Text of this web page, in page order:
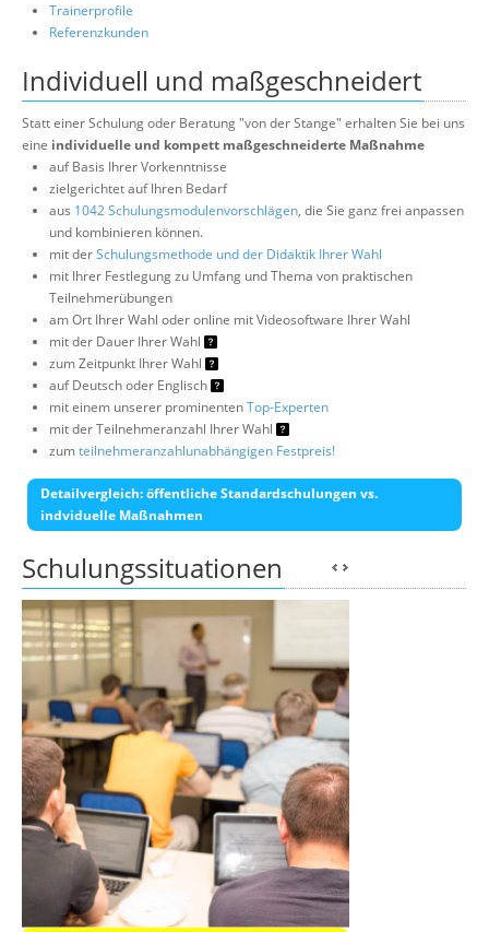
Trainerprofile
Referenzkunden
Individuell und maßgeschneidert
Statt einer Schulung oder Beratung "von der Stange" erhalten Sie bei uns
eine individuelle und kompett maßgeschneiderte Maßnahme
auf Basis Ihrer Vorkenntnisse
zielgerichtet auf Ihren Bedarf
aus 1042 Schulungsmodulenvorschlägen, die Sie ganz frei anpassen
und kombinieren können.
mit derSchulungsmethode und der Didaktik Ihrer Wahl
mit Ihrer Festlegung zu Umfang und Thema von praktischen
Teilnehmerübungen
am Ort Ihrer Wahl oder online mit Videosoftware Ihrer Wahl
mit der Dauer Ihrer Wahl
zum Zeitpunkt Ihrer Wahl
auf Deutsch oder Englisch
mit einem unserer prominentenTop-Experten
mit der Teilnehmeranzahl Ihrer Wahl
zumteilnehmeranzahlunabhängigen Festpreis!
Detailvergleich: öffentliche Standardschulungen vs.
indviduelle Maßnahmen
Schulungssituationen